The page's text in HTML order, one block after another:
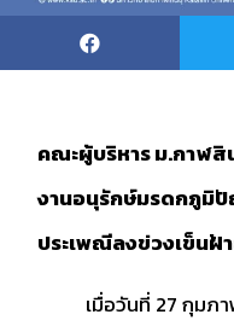
คณะผู้บริหาร ม.กาฬ
งานอนุรักษ์มรดกภูมิ
ประเพณีลงข่วงเข็นฝ้
เมื่อวันที่ 27 กุมภาพั